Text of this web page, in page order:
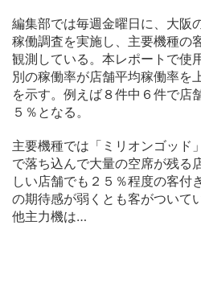
編集部では毎週金曜日に、大阪
稼働調査を実施し、主要機種の
観測している。本レポートで使
別の稼働率が店舗平均稼働率を
を示す。例えば８件中６件で店
５％となる。
主要機種では「ミリオンゴッド
で落ち込んで大量の空席が残る
しい店舗でも２５％程度の客付
の期待感が弱くとも客がついて
他主力機は…